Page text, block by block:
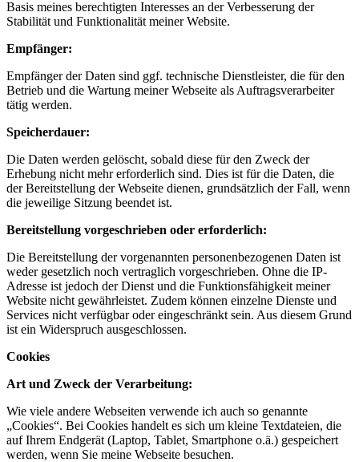
Basis meines berechtigten Interesses an der Verbesserung der
Stabilität und Funktionalität meiner Website.
Empfänger:
Empfänger der Daten sind ggf. technische Dienstleister, die für den
Betrieb und die Wartung meiner Webseite als Auftragsverarbeiter
tätig werden.
Speicherdauer:
Die Daten werden gelöscht, sobald diese für den Zweck der
Erhebung nicht mehr erforderlich sind. Dies ist für die Daten, die
der Bereitstellung der Webseite dienen, grundsätzlich der Fall, wenn
die jeweilige Sitzung beendet ist.
Bereitstellung vorgeschrieben oder erforderlich:
Die Bereitstellung der vorgenannten personenbezogenen Daten ist
weder gesetzlich noch vertraglich vorgeschrieben. Ohne die IP-
Adresse ist jedoch der Dienst und die Funktionsfähigkeit meiner
Website nicht gewährleistet. Zudem können einzelne Dienste und
Services nicht verfügbar oder eingeschränkt sein. Aus diesem Grund
ist ein Widerspruch ausgeschlossen.
Cookies
Art und Zweck der Verarbeitung:
Wie viele andere Webseiten verwende ich auch so genannte
„Cookies“. Bei Cookies handelt es sich um kleine Textdateien, die
auf Ihrem Endgerät (Laptop, Tablet, Smartphone o.ä.) gespeichert
werden, wenn Sie meine Webseite besuchen.